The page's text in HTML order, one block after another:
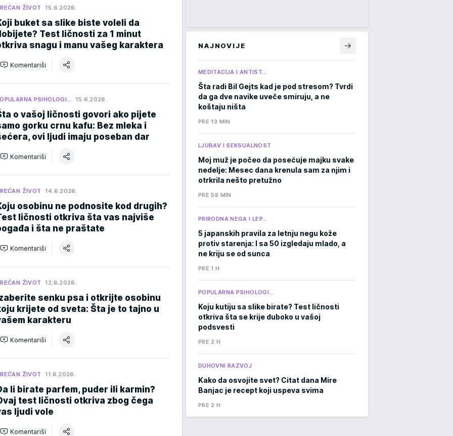
ŽIVOT 15.6.2026.
buket sa slike biste voleli da
Test ličnosti za 1 minut
snagu i manu vašeg karaktera
Komentariši
PSIHOLOGI… 15.6.2026.
o vašoj ličnosti govori ako pijete
gorku crnu kafu: Bez mleka i
ovi ljudi imaju poseban dar
Komentariši
ŽIVOT 14.6.2026.
osobinu ne podnosite kod drugih?
ličnosti otkriva šta vas najviše
i šta ne praštate
Komentariši
ŽIVOT 12.6.2026.
senku psa i otkrijte osobinu
krijete od sveta: Šta je to tajno u
karakteru
Komentariši
ŽIVOT 11.6.2026.
li birate parfem, puder ili karmin?
test ličnosti otkriva zbog čega
ljudi vole
Komentariši
NAJNOVIJE
MEDITACIJA I ANTIST…
Šta radi Bil Gejts kad je pod stresom? Tvrdi
da ga dve navike uveče smiruju, a ne
koštaju ništa
PRE 13 MIN
LJUBAV I SEKSUALNOST
Moj muž je počeo da posećuje majku svake
nedelje: Mesec dana krenula sam za njim i
otrkrila nešto pretužno
PRE 58 MIN
PRIRODNA NEGA I LEP…
5 japanskih pravila za letnju negu kože
protiv starenja: I sa 50 izgledaju mlado, a
ne kriju se od sunca
PRE 1 H
POPULARNA PSIHOLOGI…
Koju kutiju sa slike birate? Test ličnosti
otkriva šta se krije duboko u vašoj
podsvesti
PRE 2 H
DUHOVNI RAZVOJ
Kako da osvojite svet? Citat dana Mire
Banjac je recept koji uspeva svima
PRE 2 H